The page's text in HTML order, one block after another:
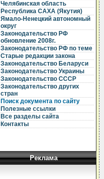
Челябинская область
Республика САХА (Якутия)
Ямало-Ненецкий автономный
округ
Законодательство РФ
обновление 2008г.
Законодательство РФ по теме
Старые редакции закона
Законодательство Беларуси
Законодательство Украины
Законодательство СССР
Законодательство других
стран
Поиск документа по сайту
Полезные ссылки
Все разделы сайта
Контакты
Реклама